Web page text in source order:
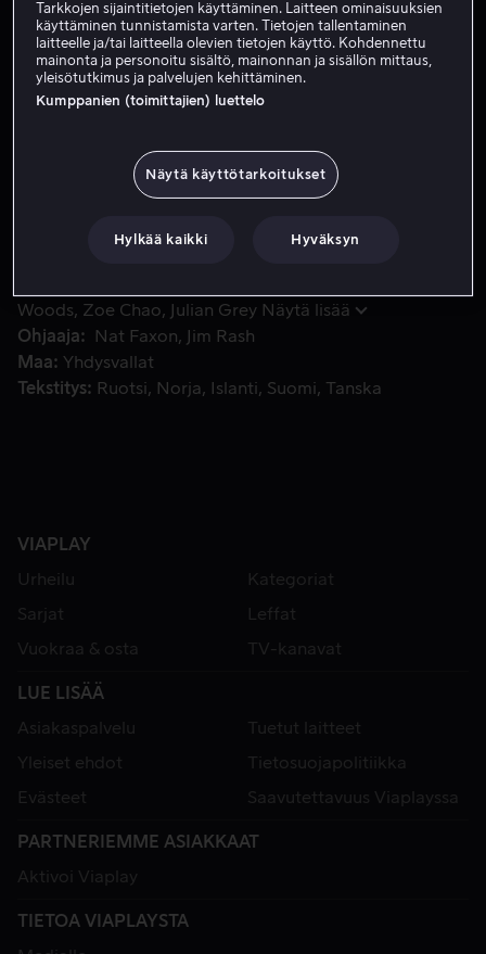
Vuokraa 3,99 €
Osta 13,99 €
Alpeilla, ja sen seurauksena he joutuvat täydellisestä
ulkokuorestaan huolimatta sekasorron valtaan ja
Woods
Zoe Chao Julian Grey Näytä lisää
Ohjaaja
Nat Faxon
Jim Rash
Maa
Yhdysvallat
Tekstitys
Ruotsi Norja Islanti Suomi Tanska
VIAPLAY
Urheilu
Kategoriat
Sarjat
Leffat
Vuokraa & osta
TV-kanavat
LUE LISÄÄ
Asiakaspalvelu
Tuetut laitteet
Yleiset ehdot
Tietosuojapolitiikka
Evästeet
Saavutettavuus Viaplayssa
PARTNERIEMME ASIAKKAAT
Aktivoi Viaplay
TIETOA VIAPLAYSTA
Tarkkojen sijaintitietojen käyttäminen. Laitteen ominaisuuksien
käyttäminen tunnistamista varten. Tietojen tallentaminen
laitteelle ja/tai laitteella olevien tietojen käyttö. Kohdennettu
mainonta ja personoitu sisältö, mainonnan ja sisällön mittaus,
yleisötutkimus ja palvelujen kehittäminen.
Kumppanien (toimittajien) luettelo
Näytä käyttötarkoitukset
Hylkää kaikki Hyväksyn